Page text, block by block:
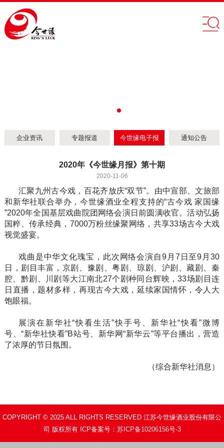
企业资讯 专题报道 今世缘电子报 通知公告
2020年《今世缘月报》第十期
2020-11-06
汇聚九州古今戏，百花齐放庆“双节”。由中宣部、文旅部
和新华社联合举办，今世缘酒业全程支持的“古今戏 家国缘
”2020年全国基层戏曲院团网络会演日前圆满收官。活动弘扬
国粹、传承经典，7000万粉丝缘聚网络，共享33场古今大戏
视觉盛宴。
戏曲是中华文化瑰宝，此次网络会演自9月7日至9月30
日，剧目丰富，京剧、豫剧、粤剧、琼剧、沪剧、藏剧、秦
腔、黔剧、川剧等大江南北27个剧种同台辉映，33场剧目连
日直播，题材多样，再现古今大戏，延续家国情怀，令人大
饱眼福。
展演在新华社“快看生活”快手号、新华社“快看”微博
号、“新华社快看”B站号、新华网“新华云”等平台播出，营造
了浓厚的节日氛围。
（综合新华社消息）
COPYRIGHT © 2025 ALL RIGHTS RESERVED 江苏今世缘酒业股份有限公
司 版权所有 ICP备案号： 苏ICP备10206156号-3